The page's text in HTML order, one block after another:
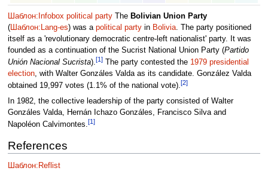
Шаблон:Infobox political partyThe Bolivian Union Party
(Шаблон:Lang-es) was a political partyin Bolivia. The party positioned
itself as a 'revolutionary democratic centre-left nationalist' party. It was
founded as a continuation of the Sucrist National Union Party (Partido
Unión Nacional Sucrista).[1]The party contested the 1979 presidential
election, with Walter Gonzáles Valda as its candidate. González Valda
obtained 19,997 votes (1.1% of the national vote).[2]
In 1982, the collective leadership of the party consisted of Walter
Gonzáles Valda, Hernán Ichazo Gonzáles, Francisco Silva and
Napoléon Calvimontes.[1]
References
Шаблон:Reflist